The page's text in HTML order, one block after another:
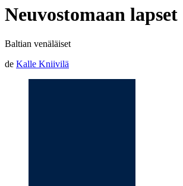
Neuvostomaan lapset
Baltian venäläiset
de Kalle Kniivilä